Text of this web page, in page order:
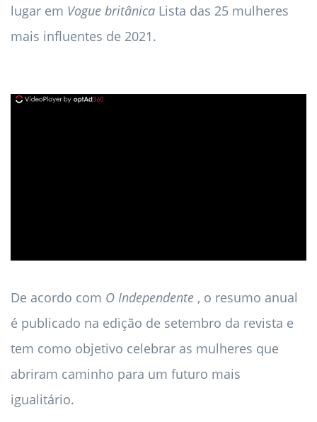
lugar em Vogue britânica Lista das 25 mulheres
mais influentes de 2021.
De acordo com O Independente , o resumo anual
é publicado na edição de setembro da revista e
tem como objetivo celebrar as mulheres que
abriram caminho para um futuro mais
igualitário.